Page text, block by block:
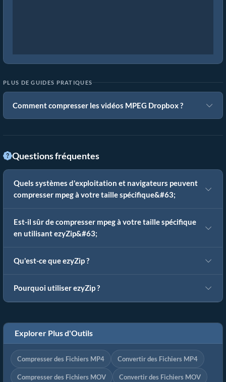
PLUS DE GUIDES PRATIQUES
Comment compresser les vidéos MPEG Dropbox ?
Questions fréquentes
Quels systèmes d'exploitation et navigateurs peuvent
compresser mpeg à votre taille spécifique&#63;
Est-il sûr de compresser mpeg à votre taille spécifique
en utilisant ezyZip&#63;
Qu'est-ce que ezyZip ?
Pourquoi utiliser ezyZip ?
Explorer Plus d'Outils
Compresser des Fichiers MP4 Convertir des Fichiers MP4
Compresser des Fichiers MOV Convertir des Fichiers MOV